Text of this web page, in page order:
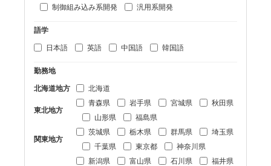
制御組み込み系開発
汎用系開発
語学
日本語
英語 中国語 韓国語
勤務地
北海道地方
北海道
東北地方
青森県 岩手県 宮城県
秋田県
山形県
福島県
関東地方
茨城県 栃木県 群馬県
埼玉県
千葉県
東京都 神奈川県
新潟県 富山県 石川県
福井県